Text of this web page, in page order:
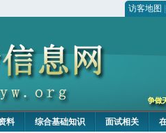
访客地图
料 综合基础知识 面试相关